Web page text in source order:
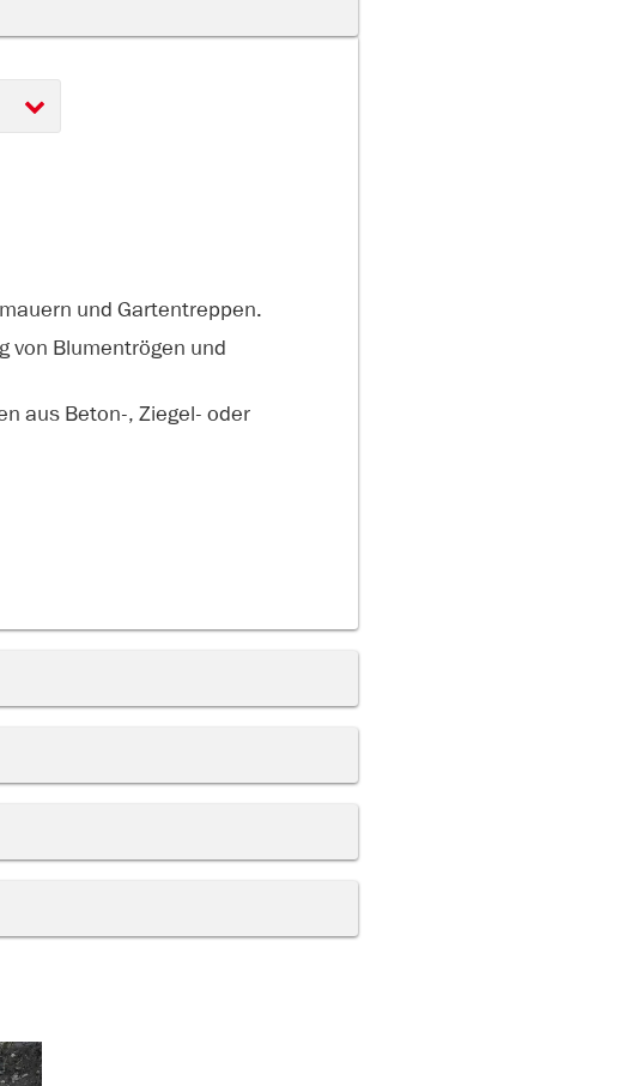
und Gartentreppen.
von Blumentrögen und
aus Beton-, Ziegel- oder